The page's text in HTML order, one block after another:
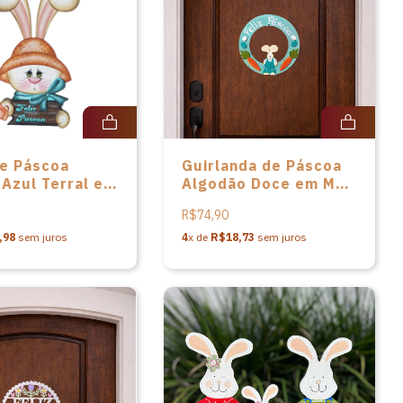
Páscoa
Terral em
sem juros
Guirlanda de Páscoa
Algodão Doce em MDF
R$74,90
4x de R$18,73 sem juros